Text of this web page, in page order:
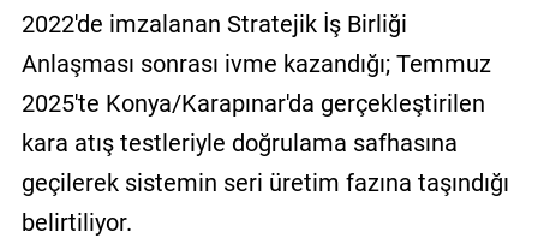
2022'de imzalanan Stratejik İş Birliği
Anlaşması sonrası ivme kazandığı; Temmuz
2025'te Konya/Karapınar'da gerçekleştirilen
kara atış testleriyle doğrulama safhasına
geçilerek sistemin seri üretim fazına taşındığı
belirtiliyor.